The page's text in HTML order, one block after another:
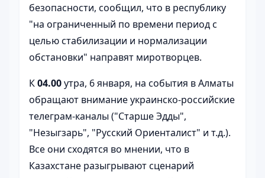
безопасности, сообщил, что в республику
"на ограниченный по времени период с
целью стабилизации и нормализации
обстановки" направят миротворцев.
К04.00утра, 6 января, на события в Алматы
обращают внимание украинско-российские
телеграм-каналы ("Старше Эдды",
"Незыгзарь", "Русский Ориенталист" и т.д.).
Все они сходятся во мнении, что в
Казахстане разыгрывают сценарий